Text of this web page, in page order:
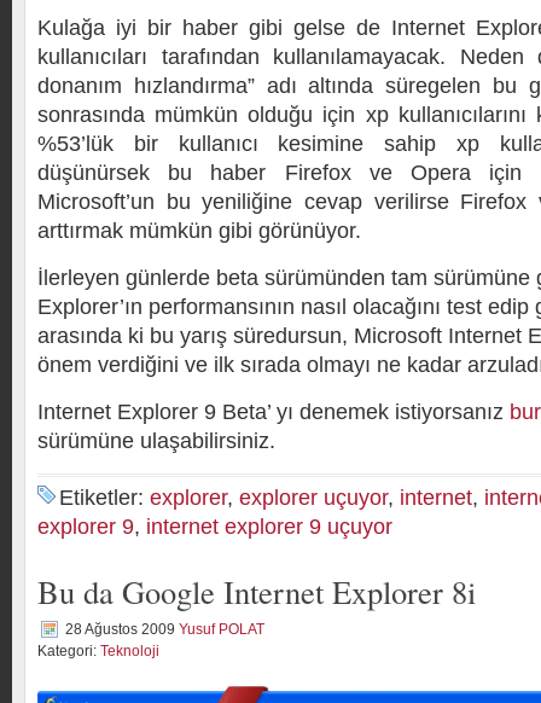
Kulağa iyi bir haber gibi gelse de Internet
kullanıcıları tarafından kullanılamayacak.
donanım hızlandırma” adı altında süregelen
sonrasında mümkün olduğu için xp kullanıcılarını
%53’lük bir kullanıcı kesimine sahip xp
düşünürsek bu haber Firefox ve Opera için
Microsoft’un bu yeniliğine cevap verilirse Firefox
arttırmak mümkün gibi görünüyor.
İlerleyen günlerde beta sürümünden tam sürümüne
Explorer’ın performansının nasıl olacağını test edip
arasında ki bu yarış süredursun, Microsoft Internet
önem verdiğini ve ilk sırada olmayı ne kadar
Internet Explorer 9 Beta’ yı denemek istiyorsanız
sürümüne ulaşabilirsiniz.
Etiketler: explorer, explorer uçuyor, internet,
explorer 9, internet explorer 9 uçuyor
Bu da Google Internet Explorer 8i
28 Ağustos 2009 Yusuf POLAT
Kategori: Teknoloji